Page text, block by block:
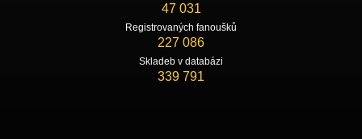
47 031
Registrovaných fanoušků
227 086
Skladeb v databázi
339 791